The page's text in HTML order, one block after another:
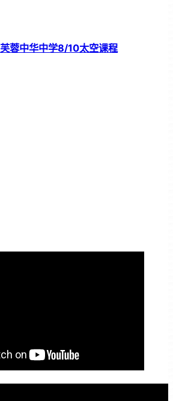
芙蓉中华中学8/10太空课程